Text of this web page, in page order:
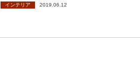
インテリア 2019.06.12